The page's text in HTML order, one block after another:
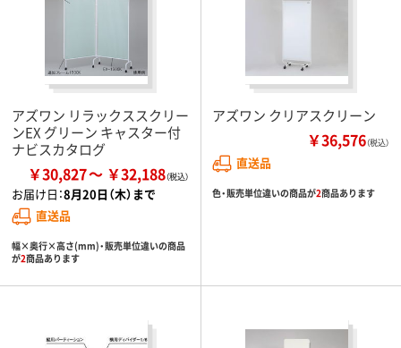
アズワン リラックススクリー
ンEX グリーン キャスター付
ナビスカタログ
￥30,827 ￥32,188
お届け日：8月20日（木）まで
直送品
幅×奥行×高さ(mm)・販売単位違いの商品
が2商品あります
アズワン クリアスクリーン
￥36,576（税込）
直送品
色・販売単位違いの商品が2商品あります